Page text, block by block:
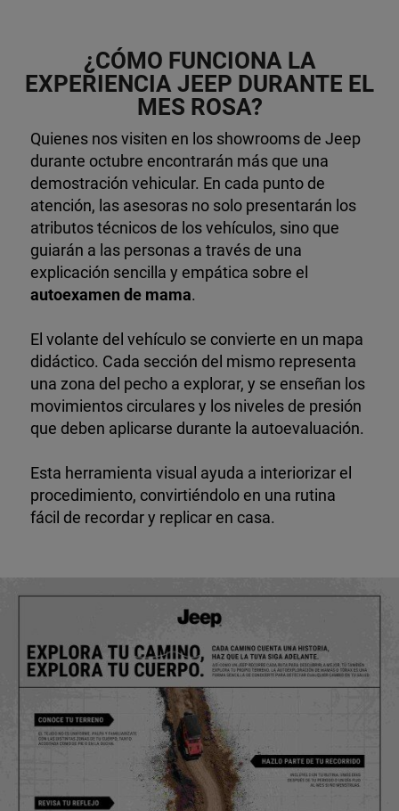
¿CÓMO FUNCIONA LA
EXPERIENCIA JEEP DURANTE EL
MES ROSA?
Quienes nos visiten en los showrooms de Jeep
durante octubre encontrarán más que una
demostración vehicular. En cada punto de
atención, las asesoras no solo presentarán los
atributos técnicos de los vehículos, sino que
guiarán a las personas a través de una
explicación sencilla y empática sobre el
autoexamen de mama.
El volante del vehículo se convierte en un mapa
didáctico. Cada sección del mismo representa
una zona del pecho a explorar, y se enseñan los
movimientos circulares y los niveles de presión
que deben aplicarse durante la autoevaluación.
Esta herramienta visual ayuda a interiorizar el
procedimiento, convirtiéndolo en una rutina
fácil de recordar y replicar en casa.